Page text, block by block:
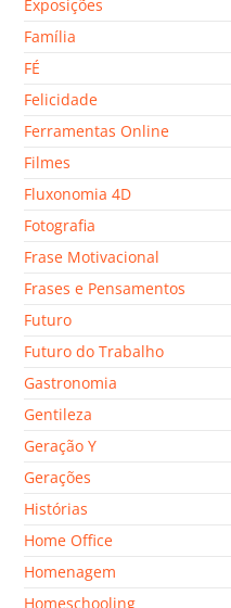
Exposições
Família
FÉ
Felicidade
Ferramentas Online
Filmes
Fluxonomia 4D
Fotografia
Frase Motivacional
Frases e Pensamentos
Futuro
Futuro do Trabalho
Gastronomia
Gentileza
Geração Y
Gerações
Histórias
Home Office
Homenagem
Homeschooling